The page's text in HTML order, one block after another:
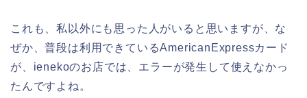
これも、私以外にも思った人がいると思いますが、な
ぜか、普段は利用できているAmericanExpressカード
が、ienekoのお店では、エラーが発生して使えなかっ
たんですよね。